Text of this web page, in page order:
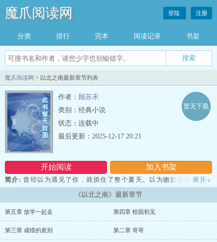
魔爪阅读网 登陆 注册
分类 排行 完本 阅读记录 书架
魔爪阅读网 > 以北之南最新章节列表
作者： 顾苏禾
类别：经典小说
状态：连载中
开始阅读 加入书架
暂无下载
最后更新：2025-12-17 20:21
简介: 曾经以为遇见了你，就抓住了整个夏天。以为吻过你的脸，就
能跟你一起到永远。十七岁那年，秦以夏家里来了一个比她只大一岁
的哥哥。妈妈说，最后一年高三，他住在他们家借读。他对她分寸有
礼。爸妈不在家，他承包了家务。他会给她讲题，会在她生病时照顾
听到他摔伤时，托闺蜜送去云南白药。直到有一天，她听说他交了一
个高三的女朋友。秦以夏在一天放学时堵住了他，“你不能和她在一
展开 »
《以北之南》最新章节
第五章 放学一起走 第四章 校园初见
第三章 成绩的差别 第二章 哥哥